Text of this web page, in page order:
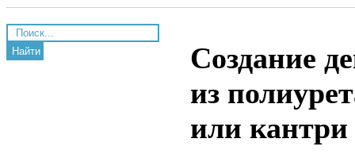
Найти
Создание
из
или кантри